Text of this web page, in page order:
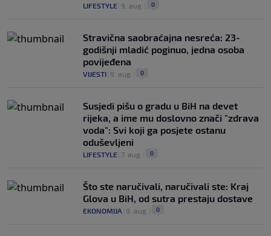
LIFESTYLE 9. aug. 0
Stravična saobraćajna nesreća: 23-
godišnji mladić poginuo, jedna osoba
povijeđena
VIJESTI 9. aug. 0
Susjedi pišu o gradu u BiH na devet
rijeka, a ime mu doslovno znači "zdrava
voda": Svi koji ga posjete ostanu
oduševljeni
LIFESTYLE 7. aug. 0
Što ste naručivali, naručivali ste: Kraj
Glova u BiH, od sutra prestaju dostave
EKONOMIJA 9. aug. 0